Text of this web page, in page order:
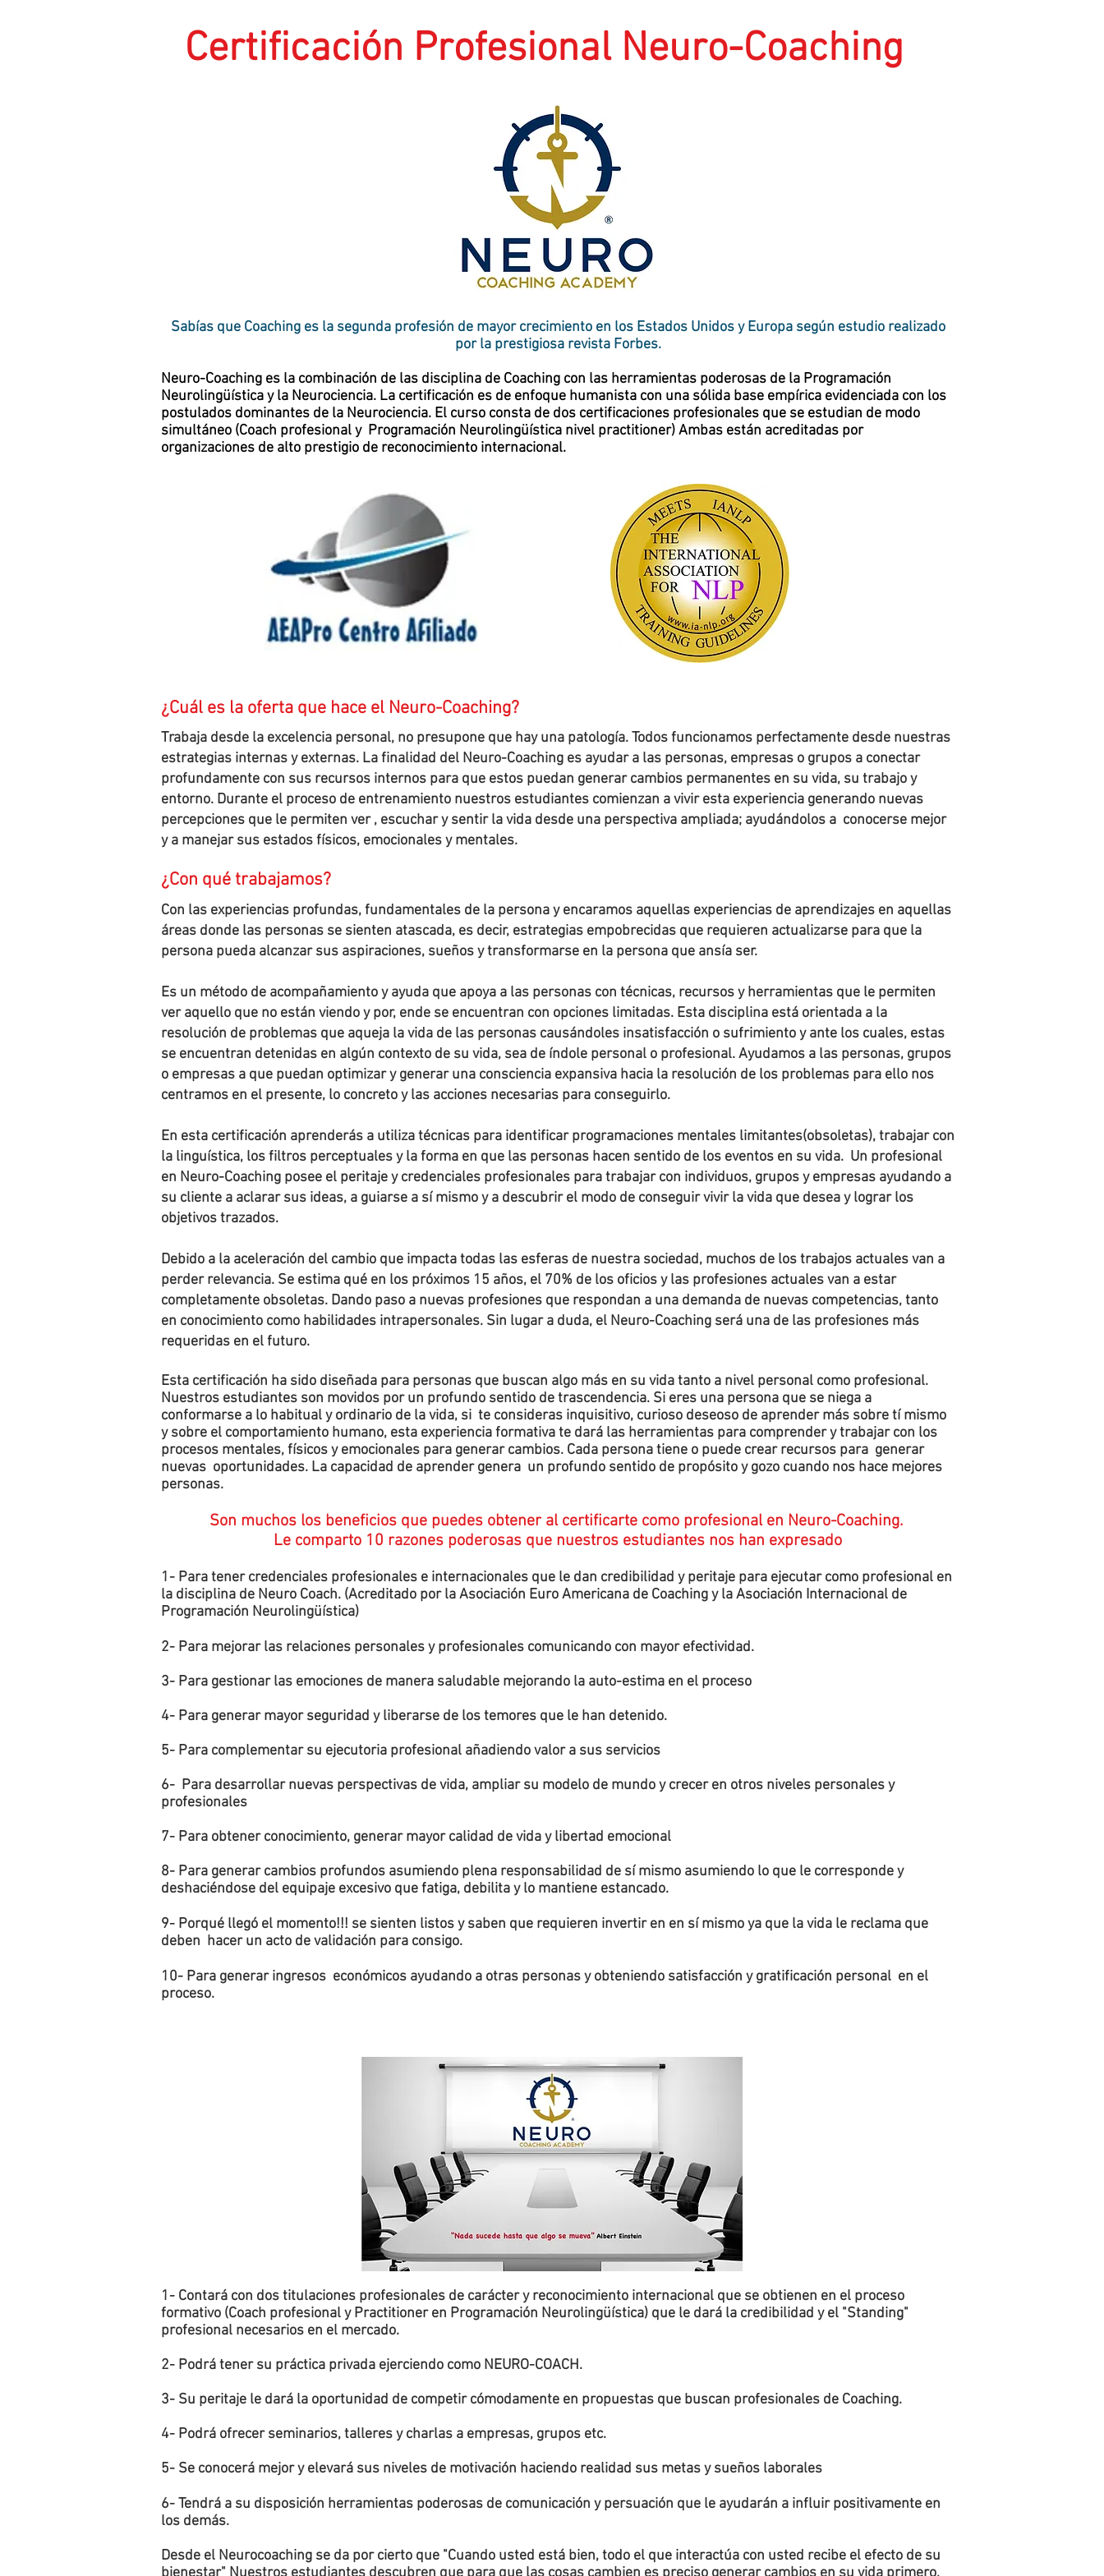
Certificación Profesional Neuro-Coaching
Sabías que Coaching es la segunda profesión de mayor crecimiento en los Estados Unidos y Europa según estudio realizado
por la prestigiosa revista Forbes.
Neuro-Coaching es la combinación de las disciplina de Coaching con las herramientas poderosas de la Programación
Neurolingüística y la Neurociencia. La certificación es de enfoque humanista con una sólida base empírica evidenciada con los
postulados dominantes de la Neurociencia. El curso consta de dos certificaciones profesionales que se estudian de modo
simultáneo (Coach profesional y Programación Neurolingüística nivel practitioner) Ambas están acreditadas por
organizaciones de alto prestigio de reconocimiento internacional.
¿Cuál es la oferta que hace el Neuro-Coaching?
Trabaja desde la excelencia personal, no presupone que hay una patología. Todos funcionamos perfectamente desde nuestras
estrategias internas y externas. La finalidad del Neuro-Coaching es ayudar a las personas, empresas o grupos a conectar
profundamente con sus recursos internos para que estos puedan generar cambios permanentes en su vida, su trabajo y
entorno. Durante el proceso de entrenamiento nuestros estudiantes comienzan a vivir esta experiencia generando nuevas
percepciones que le permiten ver , escuchar y sentir la vida desde una perspectiva ampliada; ayudándolos a conocerse mejor
y a manejar sus estados físicos, emocionales y mentales.
¿Con qué trabajamos?
Con las experiencias profundas, fundamentales de la persona y encaramos aquellas experiencias de aprendizajes en aquellas
áreas donde las personas se sienten atascada, es decir, estrategias empobrecidas que requieren actualizarse para que la
persona pueda alcanzar sus aspiraciones, sueños y transformarse en la persona que ansía ser.
Es un método de acompañamiento y ayuda que apoya a las personas con técnicas, recursos y herramientas que le permiten
ver aquello que no están viendo y por, ende se encuentran con opciones limitadas. Esta disciplina está orientada a la
resolución de problemas que aqueja la vida de las personas causándoles insatisfacción o sufrimiento y ante los cuales, estas
se encuentran detenidas en algún contexto de su vida, sea de índole personal o profesional. Ayudamos a las personas, grupos
o empresas a que puedan optimizar y generar una consciencia expansiva hacia la resolución de los problemas para ello nos
centramos en el presente, lo concreto y las acciones necesarias para conseguirlo.
En esta certificación aprenderás a utiliza técnicas para identificar programaciones mentales limitantes(obsoletas), trabajar con
la linguística, los filtros perceptuales y la forma en que las personas hacen sentido de los eventos en su vida. Un profesional
en Neuro-Coaching posee el peritaje y credenciales profesionales para trabajar con individuos, grupos y empresas ayudando a
su cliente a aclarar sus ideas, a guiarse a sí mismo y a descubrir el modo de conseguir vivir la vida que desea y lograr los
objetivos trazados.
Debido a la aceleración del cambio que impacta todas las esferas de nuestra sociedad, muchos de los trabajos actuales van a
perder relevancia. Se estima qué en los próximos 15 años, el 70% de los oficios y las profesiones actuales van a estar
completamente obsoletas. Dando paso a nuevas profesiones que respondan a una demanda de nuevas competencias, tanto
en conocimiento como habilidades intrapersonales. Sin lugar a duda, el Neuro-Coaching será una de las profesiones más
requeridas en el futuro.
Esta certificación ha sido diseñada para personas que buscan algo más en su vida tanto a nivel personal como profesional.
Nuestros estudiantes son movidos por un profundo sentido de trascendencia. Si eres una persona que se niega a
conformarse a lo habitual y ordinario de la vida, si te consideras inquisitivo, curioso deseoso de aprender más sobre tí mismo
y sobre el comportamiento humano, esta experiencia formativa te dará las herramientas para comprender y trabajar con los
procesos mentales, físicos y emocionales para generar cambios. Cada persona tiene o puede crear recursos para generar
nuevas oportunidades. La capacidad de aprender genera un profundo sentido de propósito y gozo cuando nos hace mejores
personas.
Son muchos los beneficios que puedes obtener al certificarte como profesional en Neuro-Coaching.
Le comparto 10 razones poderosas que nuestros estudiantes nos han expresado
1- Para tener credenciales profesionales e internacionales que le dan credibilidad y peritaje para ejecutar como profesional en
la disciplina de Neuro Coach. (Acreditado por la Asociación Euro Americana de Coaching y la Asociación Internacional de
Programación Neurolingüística)
2- Para mejorar las relaciones personales y profesionales comunicando con mayor efectividad.
3- Para gestionar las emociones de manera saludable mejorando la auto-estima en el proceso
4- Para generar mayor seguridad y liberarse de los temores que le han detenido.
5- Para complementar su ejecutoria profesional añadiendo valor a sus servicios
6- Para desarrollar nuevas perspectivas de vida, ampliar su modelo de mundo y crecer en otros niveles personales y
profesionales
7- Para obtener conocimiento, generar mayor calidad de vida y libertad emocional
8- Para generar cambios profundos asumiendo plena responsabilidad de sí mismo asumiendo lo que le corresponde y
deshaciéndose del equipaje excesivo que fatiga, debilita y lo mantiene estancado.
9- Porqué llegó el momento!!! se sienten listos y saben que requieren invertir en en sí mismo ya que la vida le reclama que
deben hacer un acto de validación para consigo.
10- Para generar ingresos económicos ayudando a otras personas y obteniendo satisfacción y gratificación personal en el
proceso.
¿Qué puedo hacer con esta certificación?
1- Contará con dos titulaciones profesionales de carácter y reconocimiento internacional que se obtienen en el proceso
formativo (Coach profesional y Practitioner en Programación Neurolingüística) que le dará la credibilidad y el "Standing"
profesional necesarios en el mercado.
2- Podrá tener su práctica privada ejerciendo como NEURO-COACH.
3- Su peritaje le dará la oportunidad de competir cómodamente en propuestas que buscan profesionales de Coaching.
4- Podrá ofrecer seminarios, talleres y charlas a empresas, grupos etc.
5- Se conocerá mejor y elevará sus niveles de motivación haciendo realidad sus metas y sueños laborales
6- Tendrá a su disposición herramientas poderosas de comunicación y persuación que le ayudarán a influir positivamente en
los demás.
Desde el Neurocoaching se da por cierto que "Cuando usted está bien, todo el que interactúa con usted recibe el efecto de su